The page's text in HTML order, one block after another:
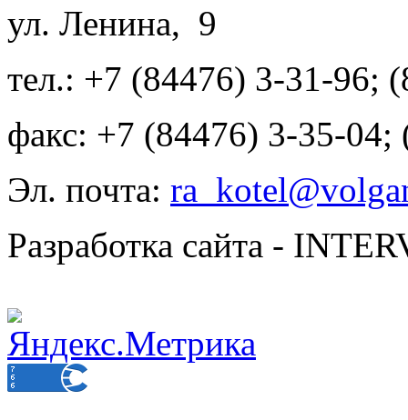
ул. Ленина, 9
тел.: +7 (84476) 3-31-96;
факс: +7 (84476) 3-35-04;
Эл. почта:
Разработка сайта -